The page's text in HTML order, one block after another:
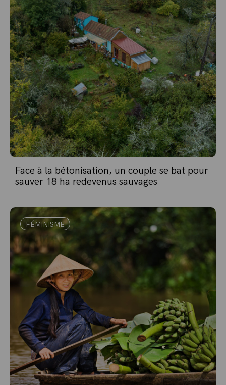
Face à la bétonisation, un couple se bat pour
sauver 18 ha redevenus sauvages
FÉMINISME